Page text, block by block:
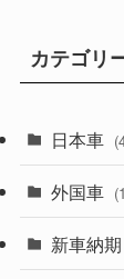
カテゴリ
日本車
外国車
新車納期